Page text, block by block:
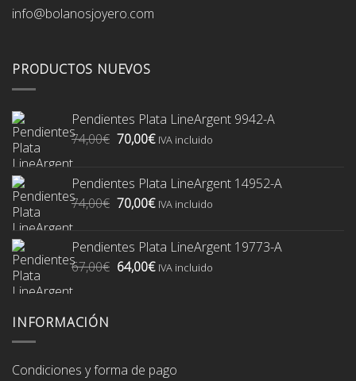
info@bolanosjoyero.com
PRODUCTOS NUEVOS
Pendientes Plata LineArgent 9942-A
74,00€ El
era:
74,00€.
70,00€El
es:
70,00€.
IVA incluido
Pendientes Plata LineArgent 14952-A
74,00€ El
era:
74,00€.
70,00€El
es:
70,00€.
IVA incluido
Pendientes Plata LineArgent 19773-A
67,00€ El
64,00€ElIVA incluido
INFORMACIÓN
Condiciones y forma de pago